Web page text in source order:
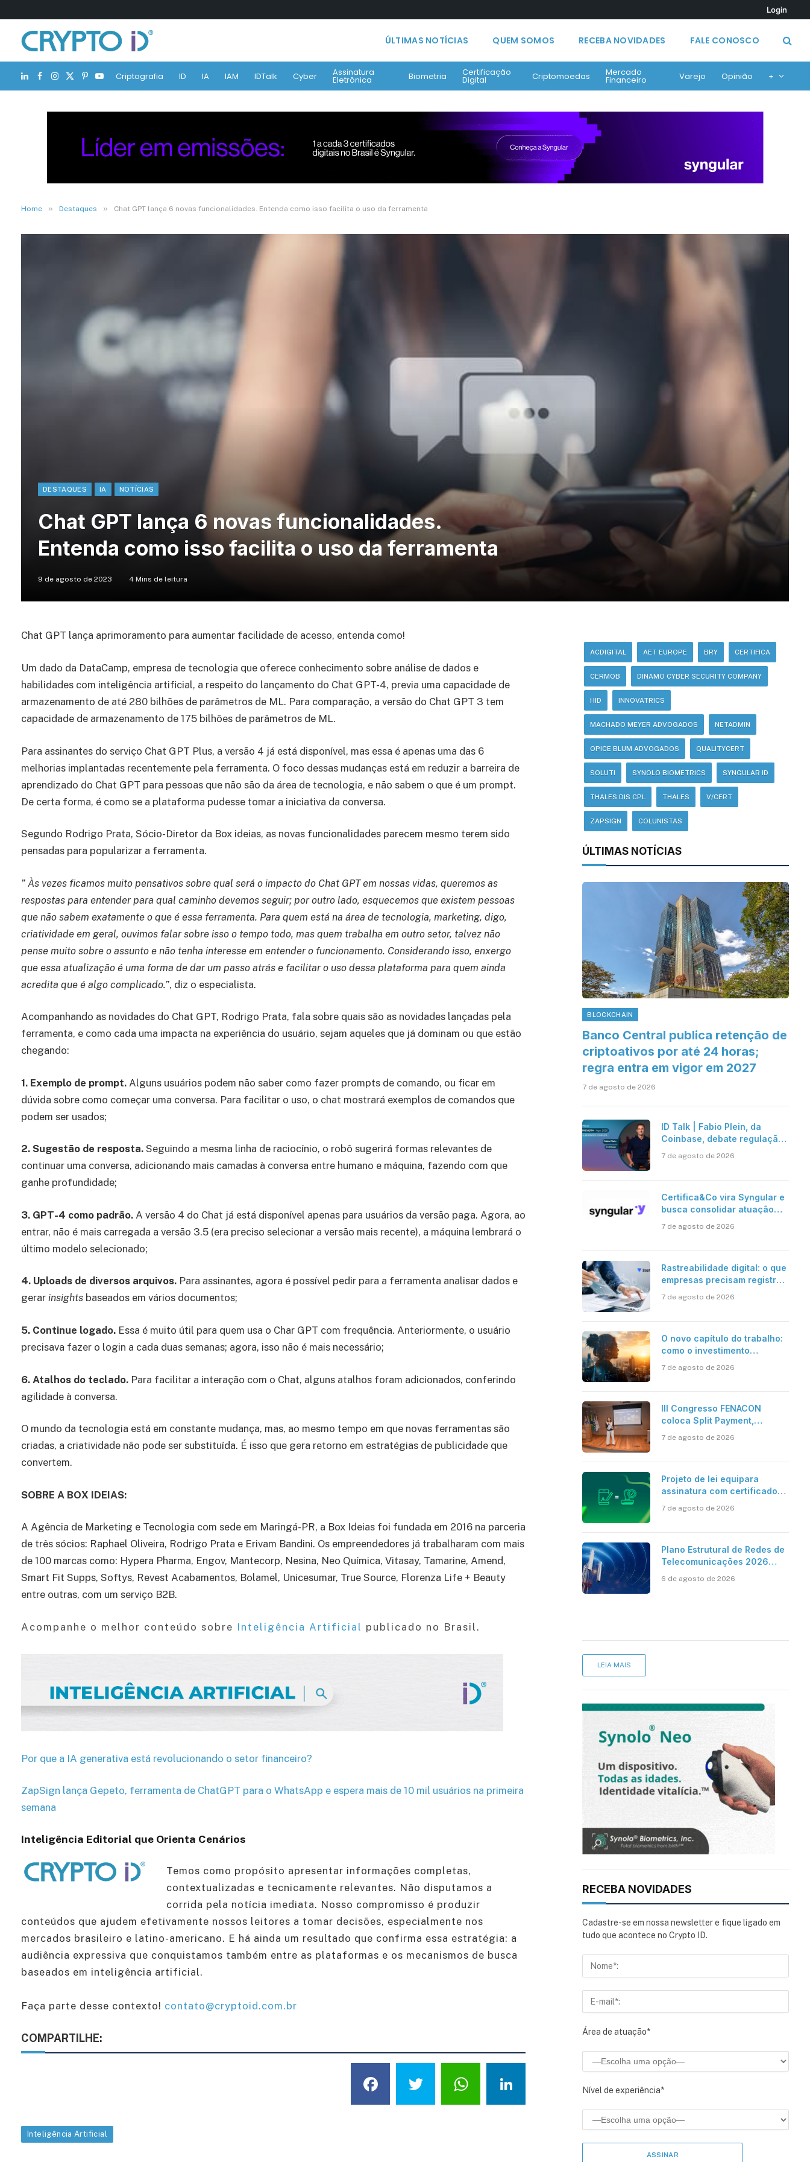
Login
ÚLTIMAS NOTÍCIAS QUEM SOMOS RECEBA NOVIDADES FALE CONOSCO
LinkedIn
Facebook
Instagram
X
(Twitter)
Pinterest
YouTubeCriptografia ID IA IAM IDTalk Cyber Assinatura
Eletrônica Biometria Certificação
Digital Criptomoedas Mercado
Financeiro Varejo Opinião +
Home » Destaques » Chat GPT lança 6 novas funcionalidades. Entenda como isso facilita o uso da ferramenta
DESTAQUES IA NOTÍCIAS
Chat GPT lança 6 novas funcionalidades.
Entenda como isso facilita o uso da ferramenta
9 de agosto de 2023 4 Mins de leitura
Chat GPT lança aprimoramento para aumentar facilidade de acesso, entenda como!
Um dado da DataCamp, empresa de tecnologia que oferece conhecimento sobre análise de dados e
habilidades com inteligência artificial, a respeito do lançamento do Chat GPT-4, previa uma capacidade de
armazenamento de até 280 bilhões de parâmetros de ML. Para comparação, a versão do Chat GPT 3 tem
capacidade de armazenamento de 175 bilhões de parâmetros de ML.
Para assinantes do serviço Chat GPT Plus, a versão 4 já está disponível, mas essa é apenas uma das 6
melhorias implantadas recentemente pela ferramenta. O foco dessas mudanças está em reduzir a barreira de
aprendizado do Chat GPT para pessoas que não são da área de tecnologia, e não sabem o que é um prompt.
De certa forma, é como se a plataforma pudesse tomar a iniciativa da conversa.
Segundo Rodrigo Prata, Sócio-Diretor da Box ideias, as novas funcionalidades parecem mesmo terem sido
pensadas para popularizar a ferramenta.
” Às vezes ficamos muito pensativos sobre qual será o impacto do Chat GPT em nossas vidas, queremos as
respostas para entender para qual caminho devemos seguir; por outro lado, esquecemos que existem pessoas
que não sabem exatamente o que é essa ferramenta. Para quem está na área de tecnologia, marketing, digo,
criatividade em geral, ouvimos falar sobre isso o tempo todo, mas quem trabalha em outro setor, talvez não
pense muito sobre o assunto e não tenha interesse em entender o funcionamento. Considerando isso, enxergo
que essa atualização é uma forma de dar um passo atrás e facilitar o uso dessa plataforma para quem ainda
acredita que é algo complicado.”, diz o especialista.
Acompanhando as novidades do Chat GPT, Rodrigo Prata, fala sobre quais são as novidades lançadas pela
ferramenta, e como cada uma impacta na experiência do usuário, sejam aqueles que já dominam ou que estão
chegando:
1. Exemplo de prompt. Alguns usuários podem não saber como fazer prompts de comando, ou ficar em
dúvida sobre como começar uma conversa. Para facilitar o uso, o chat mostrará exemplos de comandos que
podem ser usados;
2. Sugestão de resposta. Seguindo a mesma linha de raciocínio, o robô sugerirá formas relevantes de
continuar uma conversa, adicionando mais camadas à conversa entre humano e máquina, fazendo com que
ganhe profundidade;
3. GPT-4 como padrão. A versão 4 do Chat já está disponível apenas para usuários da versão paga. Agora, ao
entrar, não é mais carregada a versão 3.5 (era preciso selecionar a versão mais recente), a máquina lembrará o
último modelo selecionado;
4. Uploads de diversos arquivos. Para assinantes, agora é possível pedir para a ferramenta analisar dados e
gerar insights baseados em vários documentos;
5. Continue logado. Essa é muito útil para quem usa o Char GPT com frequência. Anteriormente, o usuário
precisava fazer o login a cada duas semanas; agora, isso não é mais necessário;
6. Atalhos do teclado. Para facilitar a interação com o Chat, alguns atalhos foram adicionados, conferindo
agilidade à conversa.
O mundo da tecnologia está em constante mudança, mas, ao mesmo tempo em que novas ferramentas são
criadas, a criatividade não pode ser substituída. É isso que gera retorno em estratégias de publicidade que
convertem.
SOBRE A BOX IDEIAS:
A Agência de Marketing e Tecnologia com sede em Maringá-PR, a Box Ideias foi fundada em 2016 na parceria
de três sócios: Raphael Oliveira, Rodrigo Prata e Erivam Bandini. Os empreendedores já trabalharam com mais
de 100 marcas como: Hypera Pharma, Engov, Mantecorp, Nesina, Neo Química, Vitasay, Tamarine, Amend,
Smart Fit Supps, Softys, Revest Acabamentos, Bolamel, Unicesumar, True Source, Florenza Life + Beauty
entre outras, com um serviço B2B.
Acompanhe o melhor conteúdo sobre Inteligência Artificial publicado no Brasil.
Por que a IA generativa está revolucionando o setor financeiro?
ZapSign lança Gepeto, ferramenta de ChatGPT para o WhatsApp e espera mais de 10 mil usuários na primeira
semana
Inteligência Editorial que Orienta Cenários
Temos como propósito apresentar informações completas,
contextualizadas e tecnicamente relevantes. Não disputamos a
corrida pela notícia imediata. Nosso compromisso é produzir
conteúdos que ajudem efetivamente nossos leitores a tomar decisões, especialmente nos
mercados brasileiro e latino-americano. E há ainda um resultado que confirma essa estratégia: a
audiência expressiva que conquistamos também entre as plataformas e os mecanismos de busca
baseados em inteligência artificial.
Faça parte desse contexto! contato@cryptoid.com.br
COMPARTILHE:
Facebook
TwitterWhatsApp
LinkedIn
Inteligência Artificial
ACDIGITAL AET EUROPE BRY CERTIFICA
CERMOB DINAMO CYBER SECURITY COMPANY
HID INNOVATRICS
MACHADO MEYER ADVOGADOS NETADMIN
OPICE BLUM ADVOGADOS QUALITYCERT
SOLUTI SYNOLO BIOMETRICS SYNGULAR ID
THALES DIS CPL THALES V/CERT
ZAPSIGN COLUNISTAS
ÚLTIMAS NOTÍCIAS
BLOCKCHAIN
Banco Central publica retenção de
criptoativos por até 24 horas;
regra entra em vigor em 2027
7 de agosto de 2026
ID Talk | Fabio Plein, da
Coinbase, debate regulação,
7 de agosto de 2026
Certifica&Co vira Syngular e
busca consolidar atuação
7 de agosto de 2026
Rastreabilidade digital: o que
empresas precisam registrar
7 de agosto de 2026
O novo capítulo do trabalho:
como o investimento
científica revela a
7 de agosto de 2026
III Congresso FENACON
coloca Split Payment,
centro dos debates
7 de agosto de 2026
Projeto de lei equipara
assinatura com certificado
reconhecimento de firma em
7 de agosto de 2026
Plano Estrutural de Redes de
Telecomunicações 2026
móvel, mas mantém desafio
6 de agosto de 2026
LEIA MAIS
RECEBA NOVIDADES
Cadastre-se em nossa newsletter e fique ligado em
tudo que acontece no Crypto ID.
Área de atuação*
Nível de experiência*